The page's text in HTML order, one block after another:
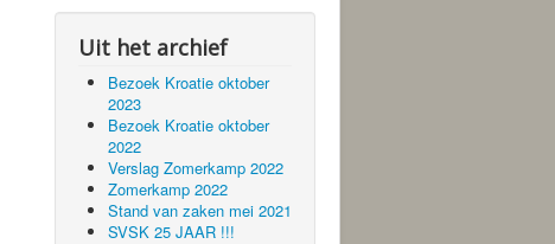
Uit het archief
Bezoek Kroatie oktober
2023
Bezoek Kroatie oktober
2022
Verslag Zomerkamp 2022
Zomerkamp 2022
Stand van zaken mei 2021
SVSK 25 JAAR !!!